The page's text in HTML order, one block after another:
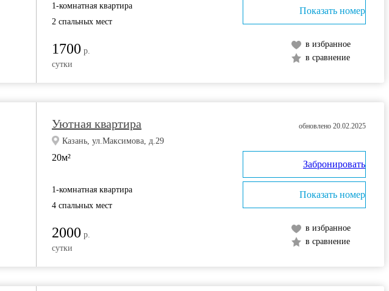
1-комнатная квартира
2 спальных мест
1700 р.
сутки
в избранное
в сравнение
Показать номер
Уютная квартира
Казань, ул.Максимова, д.29
20м²
1-комнатная квартира
4 спальных мест
2000 р.
сутки
обновлено 20.02.2025
в избранное
в сравнение
Забронировать
Показать номер